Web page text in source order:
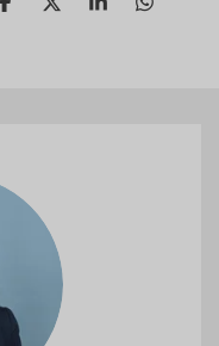
D
D
S
D